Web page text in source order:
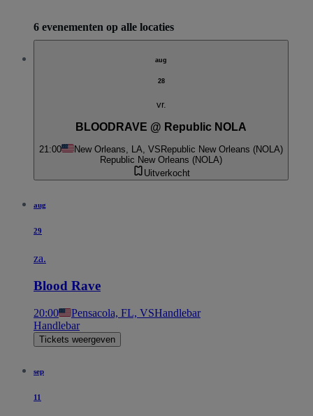
6 evenementen op alle locaties
aug
28
vr.
BLOODRAVE @ Republic NOLA
21:00 New Orleans, LA, VS Republic New Orleans (NOLA)
Republic New Orleans (NOLA)
Uitverkocht
aug
29
za.
Blood Rave
20:00 Pensacola, FL, VSHandlebar
Handlebar
Tickets weergeven
sep
11